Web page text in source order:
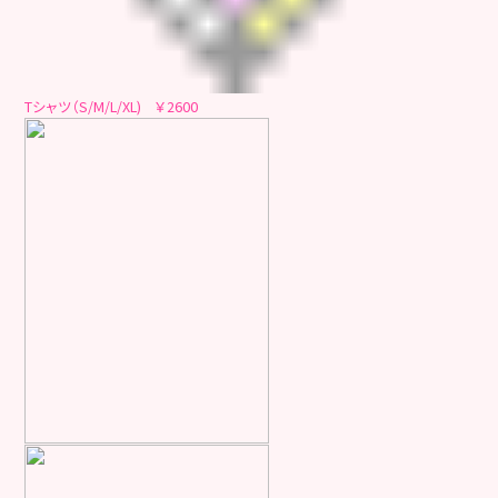
Tシャツ（S/M/L/XL) ￥2600